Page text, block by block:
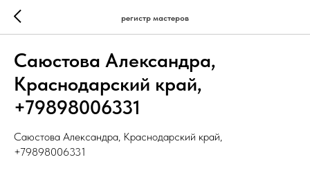
регистр мастеров
Саюстова Александра,
Краснодарский край,
+79898006331
Саюстова Александра, Краснодарский край,
+79898006331